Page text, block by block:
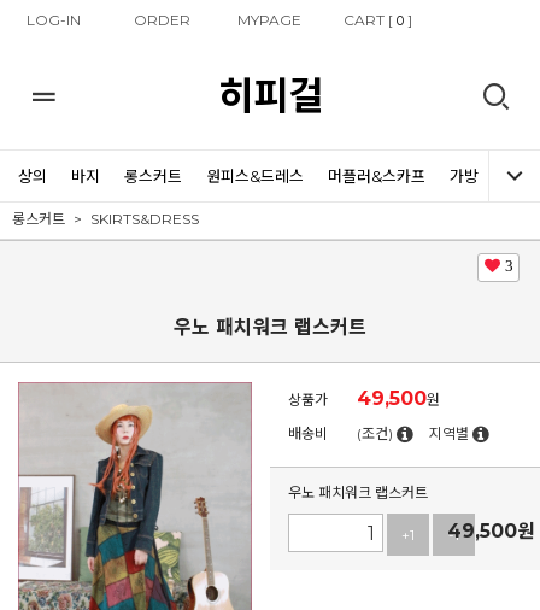
LOG-IN ORDER MYPAGE CART [0 ]
히피걸
상의 바지 롱스커트 원피스&드레스 머플러&스카프 가방 신발
롱스커트 SKIRTS&DRESS
3
우노 패치워크 랩스커트
상품가 49,500원
배송비
(조건) 지역별
우노 패치워크 랩스커트
+1 -1
49,500원